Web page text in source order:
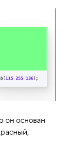
он основан